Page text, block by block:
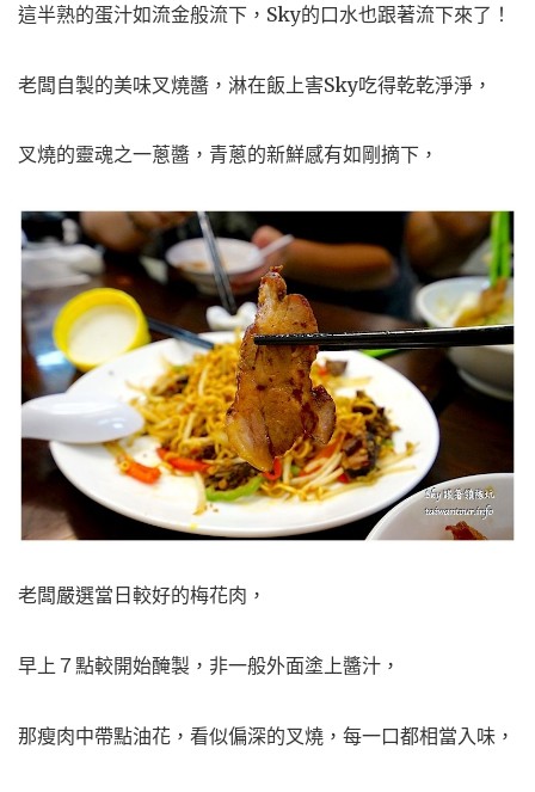
這半熟的蛋汁如流金般流下，Sky的口水也跟著流下來了！
老闆自製的美味叉燒醬，淋在飯上害Sky吃得乾乾淨淨，
叉燒的靈魂之一蔥醬，青蔥的新鮮感有如剛摘下，
老闆嚴選當日較好的梅花肉，
早上７點較開始醃製，非一般外面塗上醬汁，
那瘦肉中帶點油花，看似偏深的叉燒，每一口都相當入味，